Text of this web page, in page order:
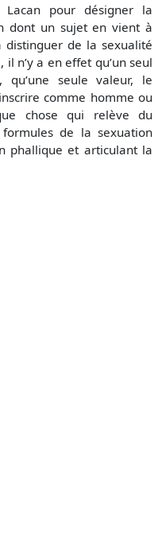
pour désigner la
dont un sujet en vient à
distinguer de la sexualité
n’y a en effet qu’un seul
seule valeur, le
comme homme ou
chose qui relève du
de la sexuation
phallique et articulant la